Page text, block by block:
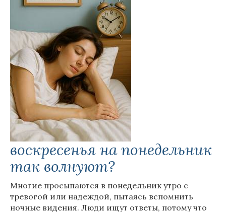
воскресенья на понедельник
так волнуют?
Многие просыпаются в понедельник утро с
тревогой или надеждой, пытаясь вспомнить
ночные видения. Люди ищут ответы, потому что